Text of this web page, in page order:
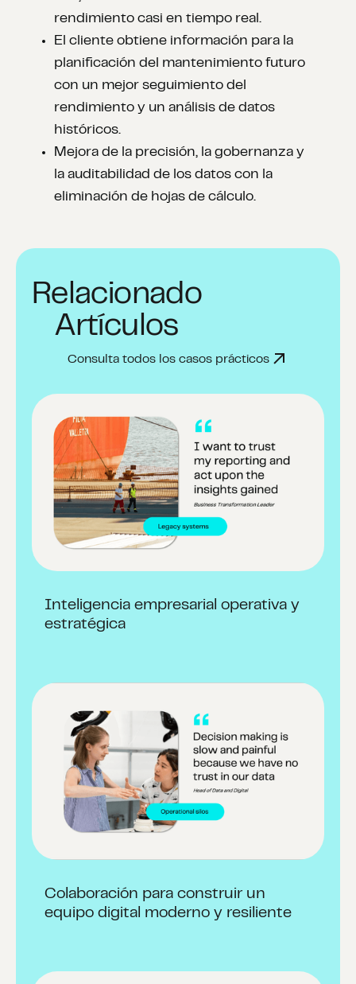
rendimiento casi en tiempo real.
El cliente obtiene información para la
planificación del mantenimiento futuro
con un mejor seguimiento del
rendimiento y un análisis de datos
históricos.
Mejora de la precisión, la gobernanza y
la auditabilidad de los datos con la
eliminación de hojas de cálculo.
Relacionado
Artículos
Consulta todos los casos prácticos
Inteligencia empresarial operativa y
estratégica
Colaboración para construir un
equipo digital moderno y resiliente